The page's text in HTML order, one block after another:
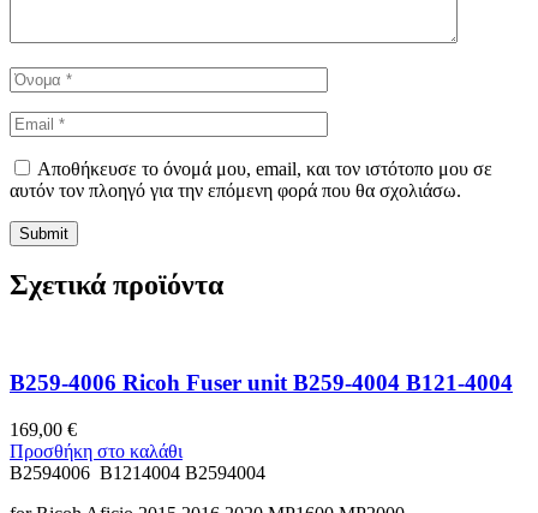
Αποθήκευσε το όνομά μου, email, και τον ιστότοπο μου σε
αυτόν τον πλοηγό για την επόμενη φορά που θα σχολιάσω.
Σχετικά προϊόντα
B259-4006 Ricoh Fuser unit B259-4004 B121-4004
169,00 €
Προσθήκη στο καλάθι
B2594006 B1214004 B2594004